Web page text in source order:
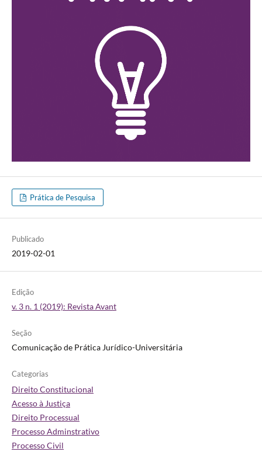
Prática de Pesquisa
Publicado
2019-02-01
Edição
v. 3 n. 1 (2019): Revista Avant
Seção
Comunicação de Prática Jurídico-Universitária
Categorias
Direito Constitucional
Acesso à Justiça
Direito Processual
Processo Adminstrativo
Processo Civil